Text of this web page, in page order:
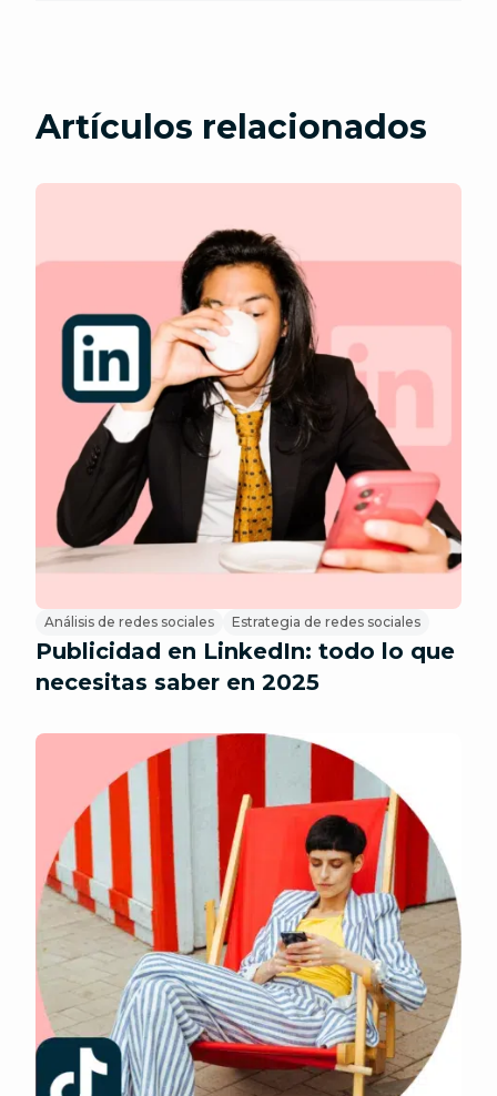
Artículos relacionados
Análisis de redes sociales Estrategia de redes sociales
Publicidad en LinkedIn: todo lo que
necesitas saber en 2025